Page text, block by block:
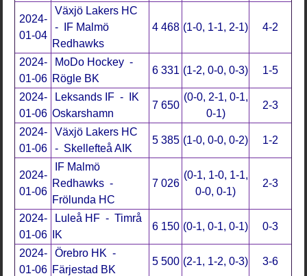
2024-
01-04
Växjö Lakers HC
- IF Malmö
Redhawks
4 468 (1-0, 1-1, 2-1) 4-2
2024-
01-06
MoDo Hockey -
Rögle BK
6 331 (1-2, 0-0, 0-3) 1-5
2024-
01-06
Leksands IF - IK
Oskarshamn
7 650
(0-0, 2-1, 0-1,
0-1)
2-3
2024-
01-06
Växjö Lakers HC
- Skellefteå AIK
5 385 (1-0, 0-0, 0-2) 1-2
2024-
01-06
IF Malmö
Redhawks -
Frölunda HC
7 026
(0-1, 1-0, 1-1,
0-0, 0-1)
2-3
2024-
01-06
Luleå HF - Timrå
IK
6 150 (0-1, 0-1, 0-1) 0-3
2024-
01-06
Örebro HK -
Färjestad BK
5 500 (2-1, 1-2, 0-3) 3-6